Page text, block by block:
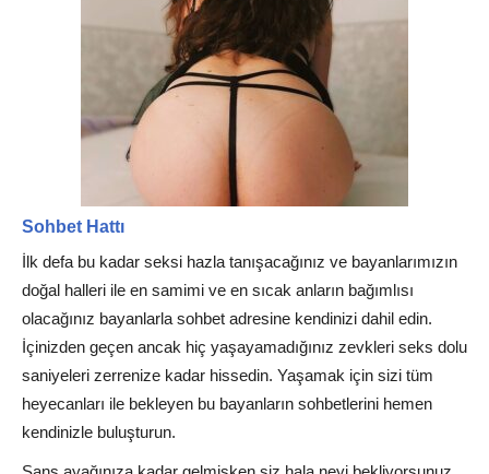
Sohbet Hattı
İlk defa bu kadar seksi hazla tanışacağınız ve bayanlarımızın
doğal halleri ile en samimi ve en sıcak anların bağımlısı
olacağınız bayanlarla sohbet adresine kendinizi dahil edin.
İçinizden geçen ancak hiç yaşayamadığınız zevkleri seks dolu
saniyeleri zerrenize kadar hissedin. Yaşamak için sizi tüm
heyecanları ile bekleyen bu bayanların sohbetlerini hemen
kendinizle buluşturun.